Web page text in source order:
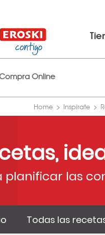
Online
Home Inspirate
planificar las
Todas las